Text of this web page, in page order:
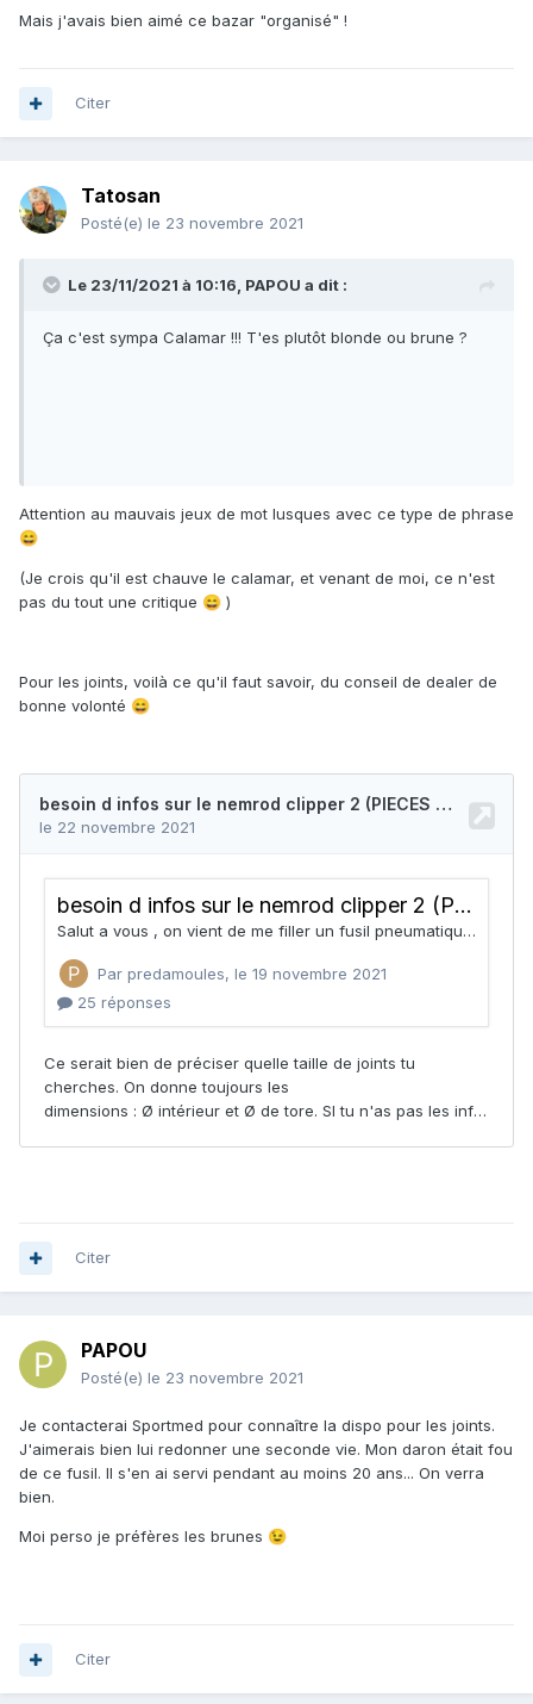
Mais j'avais bien aimé ce bazar "organisé" !
Citer
Tatosan
Posté(e) le 23 novembre 2021
Le 23/11/2021 à 10:16, PAPOU a dit :
Ça c'est sympa Calamar !!! T'es plutôt blonde ou brune ?
Attention au mauvais jeux de mot lusques avec ce type de phrase
😄
(Je crois qu'il est chauve le calamar, et venant de moi, ce n'est
pas du tout une critique 😄 )
Pour les joints, voilà ce qu'il faut savoir, du conseil de dealer de
bonne volonté 😄
Citer
PAPOU
Posté(e) le 23 novembre 2021
Je contacterai Sportmed pour connaître la dispo pour les joints.
J'aimerais bien lui redonner une seconde vie. Mon daron était fou
de ce fusil. Il s'en ai servi pendant au moins 20 ans... On verra
bien.
Moi perso je préfères les brunes 😉
Citer